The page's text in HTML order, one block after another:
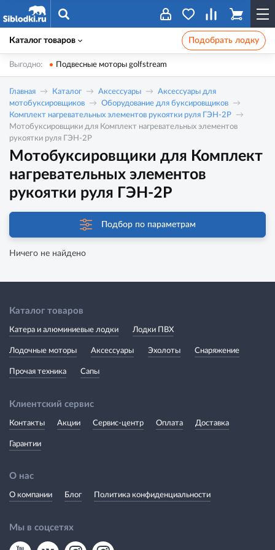
Каталог товаров Подобрать лодку
Выгодно: Подвесные моторы golfstream
Главная Каталог Аксессуары
Аксессуары для
мотобуксировщиков
Оборудование для буксировщиков
Комплект нагревательных элементов рукоятки руля ГЭН-2Р
Мотобуксировщики для Комплект нагревательных элементов
рукоятки руля ГЭН-2Р
Мотобуксировщики для Комплект
нагревательных элементов
рукоятки руля ГЭН-2Р
Подбор по параметрам
Ничего не найдено
Каталог товаров
Катера и алюминиевые лодки Лодки ПВХ
Лодочные моторы Аксессуары Эхолоты Снаряжение
Прочая техника Сапы
Клиентский сервис
Контакты Акции Сервис-центр Оплата Доставка
Гарантии
О нас
О компании Блог Политика конфиденциальности
Мы в соцсетях